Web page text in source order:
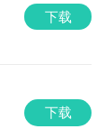
下载
下载